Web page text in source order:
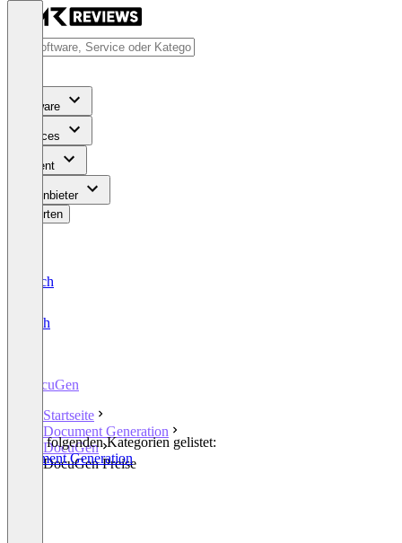
Software
Services
Content
Für Anbieter
Bewerten
Deutsch
English
DocuGen
Startseite
Document Generation
DocuGen
DocuGen Preise
In den folgenden Kategorien gelistet:
Document Generation